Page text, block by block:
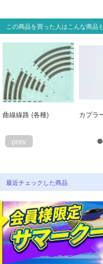
この商品を買った人はこんな商品
曲線線路 (各種) カプラ
prev
最近チェックした商品